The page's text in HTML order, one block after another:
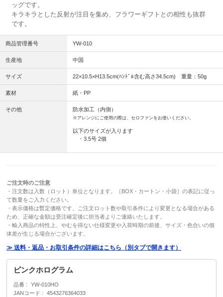
ッグです。
キラキラとした反射が注目を集め、フラワーギフトとの相性も抜群
です。
商品管理番号 YW-010
生産地 中国
サイズ 22×10.5×H13.5cm(ﾊﾝﾄﾞﾙ含む高さ34.5cm) 重量：50g
素材 紙・PP
その他 防水加工（内側）
※アレンジにご使用の際は、セロファンをお使いください。
以下のサイズが入ります
・3.5号 2個
ご注文時のご注意
・注文数は入数（ロット）単位となります。［BOX・カートン・小袋］の表記に従っ
て数量をご入力ください。
・表示価格は暫定価格です。ご注文ロット数や取引条件により変更となる場合がある
ため、正確な金額は受注確定後に担当者よりご連絡いたします。
・輸入商品の特性上、やむを得ない仕様変更や入荷時期の前後、サイズ・色合いの個
体差が生じる場合がございます。
≫ 送料・返品・お取引条件の詳細はこちら（別タブで開きます）
ピンクホログラム
品番
YW-010HO
JANコード
4543276364033